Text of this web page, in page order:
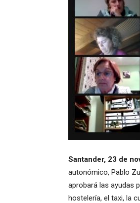
Santander, 23 de
autonómico, Pablo
aprobará las ayudas
hostelería, el taxi, la